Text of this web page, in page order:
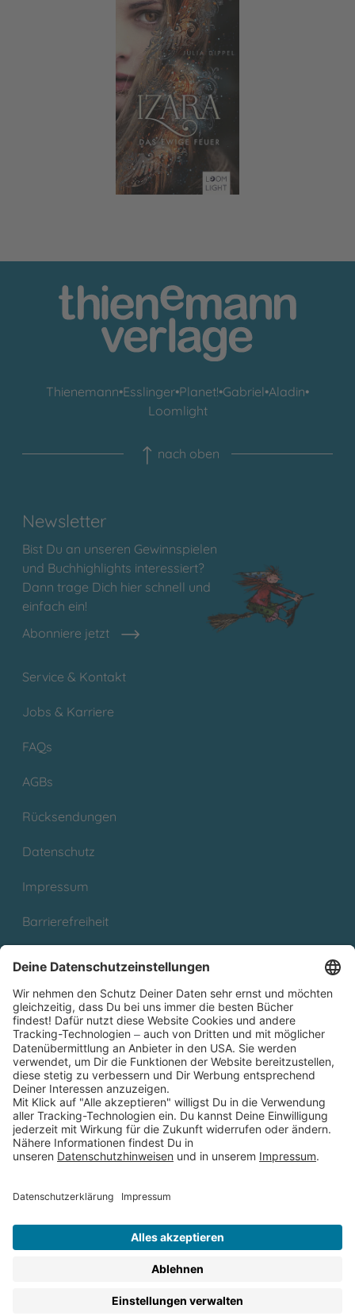
Izara 1: Das ewige Feuer
Thienemann•Esslinger•Planet!•Gabriel•Aladin•
Loomlight
nach oben
Newsletter
Bist Du an unseren Gewinnspielen
und Buchhighlights interessiert?
Dann trage Dich hier schnell und
einfach ein!
Abonniere jetzt
Service & Kontakt
Jobs & Karriere
FAQs
AGBs
Rücksendungen
Datenschutz
Impressum
Barrierefreiheit
Partnerprogramm (Affiliate)
Folge uns auf
* Versandkostenfrei ab 9,00 € Bestellwert innerhalb
Deutschlands
** Lieferzeit 1-3 Werktage innerhalb Deutschlands
Thienemann-Esslinger Verlag GmbH, Blumenstraße 36, D-70182